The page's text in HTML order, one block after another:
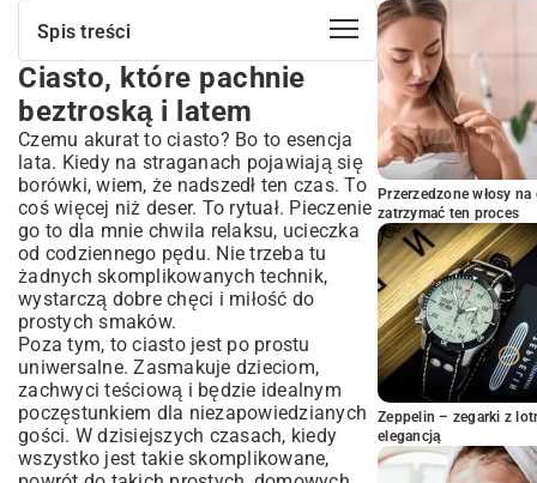
Spis treści
Ciasto, które pachnie beztroską i latem
Lista skarbów, czyli co będzie nam
potrzebne
Do dzieła! Robimy ciasto krok po kroku
Małe triki, które robią wielką różnicę (i
chronią przed zakalcem!)
Gdy najdzie Cię ochota na małe
szaleństwo
Jak podawać to cudo (i jak je
przechowywać, jeśli coś zostanie)
Smak lata zamknięty w kawałku ciasta
Ciasto, które pachnie
beztroską i latem
Czemu akurat to ciasto? Bo to esencja
lata. Kiedy na straganach pojawiają się
borówki, wiem, że nadszedł ten czas. To
coś więcej niż deser. To rytuał. Pieczenie
go to dla mnie chwila relaksu, ucieczka
od codziennego pędu. Nie trzeba tu
żadnych skomplikowanych technik,
wystarczą dobre chęci i miłość do
prostych smaków.
Poza tym, to ciasto jest po prostu
uniwersalne. Zasmakuje dzieciom,
zachwyci teściową i będzie idealnym
poczęstunkiem dla niezapowiedzianych
gości. W dzisiejszych czasach, kiedy
wszystko jest takie skomplikowane,
Przerzedzone włosy
zatrzymać ten proces
Zeppelin – zegarki z
elegancją